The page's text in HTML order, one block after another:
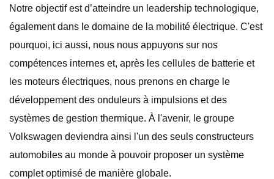
Notre objectif est d’atteindre un leadership technologique,
également dans le domaine de la mobilité électrique. C'est
pourquoi, ici aussi, nous nous appuyons sur nos
compétences internes et, après les cellules de batterie et
les moteurs électriques, nous prenons en charge le
développement des onduleurs à impulsions et des
systèmes de gestion thermique. À l'avenir, le groupe
Volkswagen deviendra ainsi l'un des seuls constructeurs
automobiles au monde à pouvoir proposer un système
complet optimisé de manière globale.